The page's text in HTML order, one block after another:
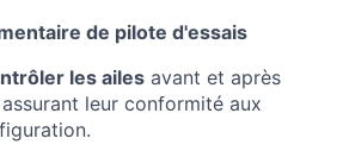
de pilote d'essais
les ailes avant et après
leur conformité aux